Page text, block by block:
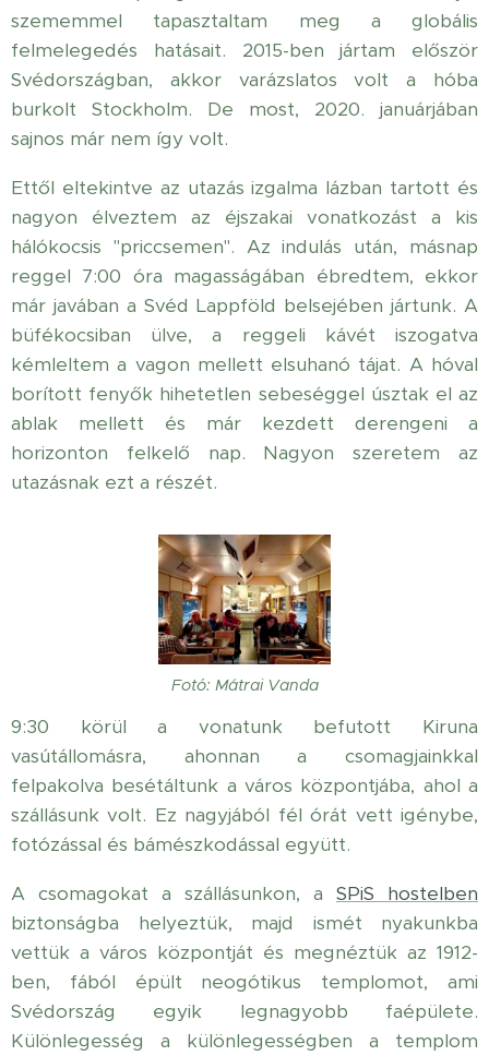
szememmel tapasztaltam meg a globális
felmelegedés hatásait. 2015-ben jártam először
Svédországban, akkor varázslatos volt a hóba
burkolt Stockholm. De most, 2020. januárjában
sajnos már nem így volt.
Ettől eltekintve az utazás izgalma lázban tartott és
nagyon élveztem az éjszakai vonatkozást a kis
hálókocsis "priccsemen". Az indulás után, másnap
reggel 7:00 óra magasságában ébredtem, ekkor
már javában a Svéd Lappföld belsejében jártunk. A
büfékocsiban ülve, a reggeli kávét iszogatva
kémleltem a vagon mellett elsuhanó tájat. A hóval
borított fenyők hihetetlen sebeséggel úsztak el az
ablak mellett és már kezdett derengeni a
horizonton felkelő nap. Nagyon szeretem az
utazásnak ezt a részét.
Fotó: Mátrai Vanda
9:30 körül a vonatunk befutott Kiruna
vasútállomásra, ahonnan a csomagjainkkal
felpakolva besétáltunk a város központjába, ahol a
szállásunk volt. Ez nagyjából fél órát vett igénybe,
fotózással és bámészkodással együtt.
A csomagokat a szállásunkon, a SPiS hostelben
biztonságba helyeztük, majd ismét nyakunkba
vettük a város központját és megnéztük az 1912-
ben, fából épült neogótikus templomot, ami
Svédország egyik legnagyobb faépülete.
Különlegesség a különlegességben a templom